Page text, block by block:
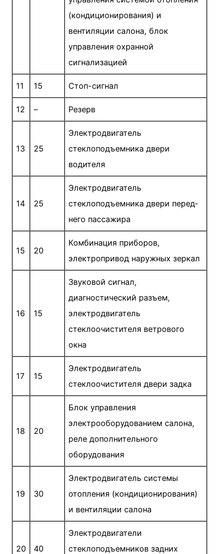
(кондициони­рования) и
вентиляции салона, блок
управления охранной
сигнализацией
11 15 Стоп-сигнал
12 – Резерв
13 25
Электродвигатель
стеклоподъемника двери
водителя
14 25
Электродвигатель
стеклоподъемника двери перед­
него пассажира
15 20
Комбинация приборов,
электропривод наружных зеркал
16 15
Звуковой сигнал,
диагностический разъем,
электро­двигатель
стеклоочистителя ветрового
окна
17 15
Электродвигатель
стеклоочистителя двери задка
18 20
Блок управления
электрооборудованием салона,
реле дополнительного
оборудования
19 30
Электродвигатель системы
отопления (кондициони­рования)
и вентиляции салона
20 40
Электродвигатели
стеклоподъемников задних